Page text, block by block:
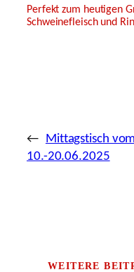
Perfekt zum heutigen
Schweinefleisch und
← Mittagstisch vom
10.-20.06.2025
WEITERE